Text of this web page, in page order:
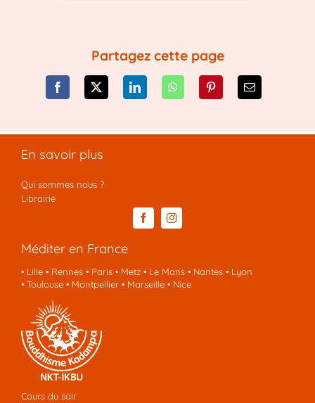
Partagez cette page
En savoir plus
Qui sommes nous ?
Librairie
Méditer en France
• Lille• Rennes• Paris• Metz• Le Mans• Nantes• Lyon
• Toulouse• Montpellier• Marseille• Nice
Cours du soir